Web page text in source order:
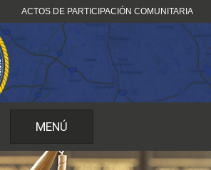
ACTOS DE PARTICIPACIÓN COMUNITARIA
MENÚ